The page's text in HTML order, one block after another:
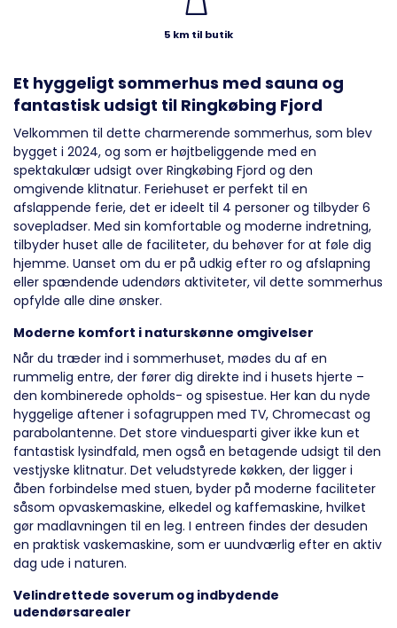
5 km til butik
Et hyggeligt sommerhus med sauna og
fantastisk udsigt til Ringkøbing Fjord
Velkommen til dette charmerende sommerhus, som blev
bygget i 2024, og som er højtbeliggende med en
spektakulær udsigt over Ringkøbing Fjord og den
omgivende klitnatur. Feriehuset er perfekt til en
afslappende ferie, det er ideelt til 4 personer og tilbyder 6
sovepladser. Med sin komfortable og moderne indretning,
tilbyder huset alle de faciliteter, du behøver for at føle dig
hjemme. Uanset om du er på udkig efter ro og afslapning
eller spændende udendørs aktiviteter, vil dette sommerhus
opfylde alle dine ønsker.
Moderne komfort i naturskønne omgivelser
Når du træder ind i sommerhuset, mødes du af en
rummelig entre, der fører dig direkte ind i husets hjerte –
den kombinerede opholds- og spisestue. Her kan du nyde
hyggelige aftener i sofagruppen med TV, Chromecast og
parabolantenne. Det store vinduesparti giver ikke kun et
fantastisk lysindfald, men også en betagende udsigt til den
vestjyske klitnatur. Det veludstyrede køkken, der ligger i
åben forbindelse med stuen, byder på moderne faciliteter
såsom opvaskemaskine, elkedel og kaffemaskine, hvilket
gør madlavningen til en leg. I entreen findes der desuden
en praktisk vaskemaskine, som er uundværlig efter en aktiv
dag ude i naturen.
Velindrettede soverum og indbydende
udendørsarealer